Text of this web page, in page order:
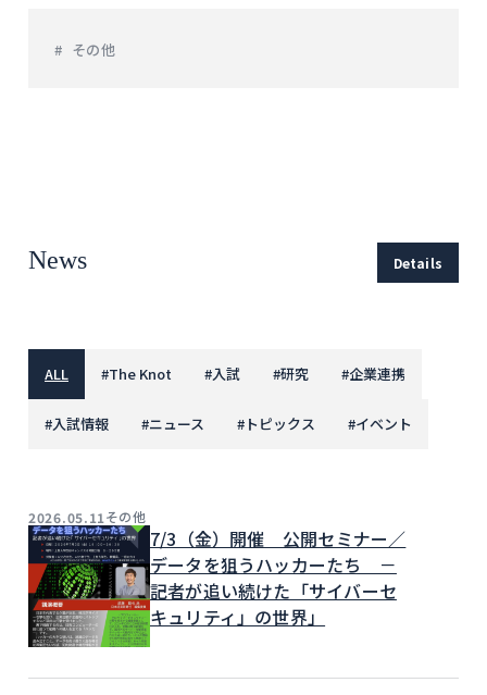
その他
News Details
ALL #The Knot #入試 #研究 #企業連携
#入試情報 #ニュース # トピックス #イベント
2026.05.11その他
7/3（金）開催 公開セミナー／
データを狙うハッカーたち －
記者が追い続けた「サイバーセ
キュリティ」の世界」